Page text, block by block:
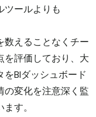
ツールよりも
数えることなくチー
を評価しており、大
BIダッシュボード
の変化を注意深く監
す。